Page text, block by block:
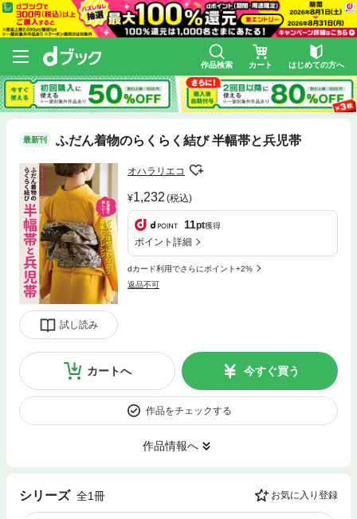
作品検索 カート はじめての方へ
最新刊 ふだん着物のらくらく結び 半幅帯と兵児帯
試し読み
オハラリエコ
1,232 (税込)
11pt獲得
ポイント詳細
dカード利用でさらにポイント+2%
返品不可
カートへ 今すぐ買う
作品をチェックする
作品情報へ
シリーズ 全1冊 お気に入り登録